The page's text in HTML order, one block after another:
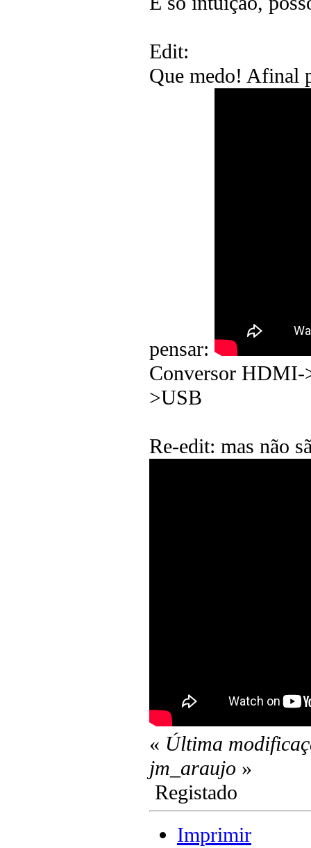
Edit:
Que medo! Afinal
pensar:
Conversor HDMI-
>USB
Re-edit: mas não
« Última
jm_araujo »
Registado
Imprimir